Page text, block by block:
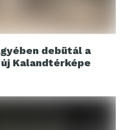
debütál a
Kalandtérképe